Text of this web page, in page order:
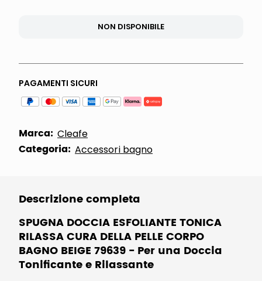
NON DISPONIBILE
PAGAMENTI SICURI
Marca: Cleafe
Categoria: Accessori bagno
Descrizione completa
SPUGNA DOCCIA ESFOLIANTE TONICA
RILASSA CURA DELLA PELLE CORPO
BAGNO BEIGE 79639 - Per una Doccia
Tonificante e Rilassante